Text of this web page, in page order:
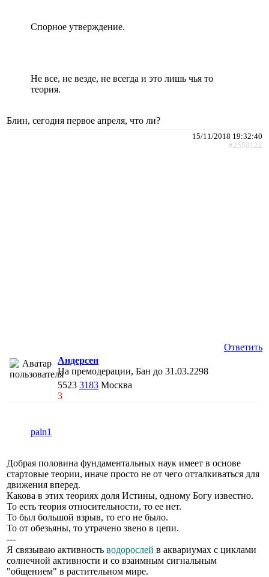
Спорное утверждение.
Не все, не везде, не всегда и это лишь чья то
теория.
Блин, сегодня первое апреля, что ли?
15/11/2018 19:32:40
#2559122
Ответить
Андерсен
На премодерации, Бан до 31.03.2298
5523 3183 Москва
3
paln1
Добрая половина фундаментальных наук имеет в основе
стартовые теории, иначе просто не от чего отталкиваться для
движения вперед.
Какова в этих теориях доля Истины, одному Богу известно.
То есть теория относительности, то ее нет.
То был большой взрыв, то его не было.
То от обезьяны, то утрачено звено в цепи.
---
Я связываю активность водорослей в аквариумах с циклами
солнечной активности и со взаимным сигнальным
"общением" в растительном мире.